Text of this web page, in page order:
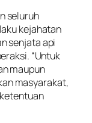
seluruh
kejahatan
senjata api
“Untuk
maupun
masyarakat,